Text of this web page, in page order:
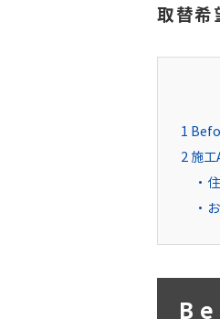
取替希
1
2 施